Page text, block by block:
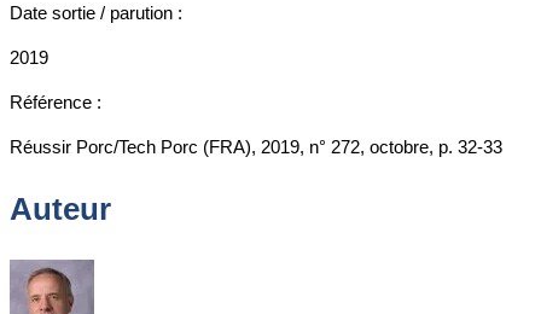
Date sortie / parution :
2019
Référence :
Réussir Porc/Tech Porc (FRA), 2019, n° 272, octobre, p. 32-33
Auteur